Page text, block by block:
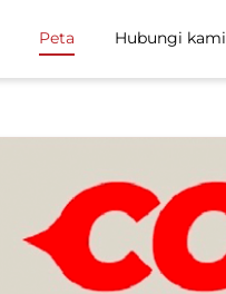
Peta Hubungi kami